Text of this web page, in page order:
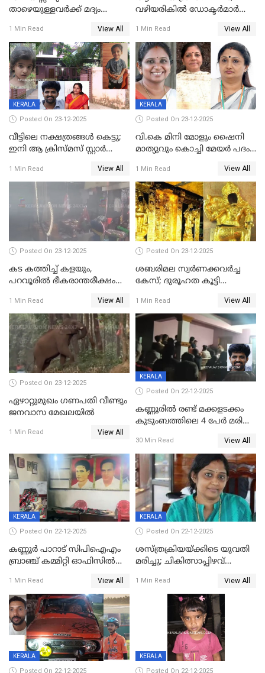
താഴെയുള്ളവർക്ക് മദ്യം
നടപടി;സ്ഥാപനങ്ങൾക്കെതിരെ
രണ്ട് കേസുകൾ
1 Min Read View All
വഴിയരികില്‍ ‌ഡോക്ടര്‍മാര്‍
മരണത്തിന് കീഴടങ്ങി
1 Min Read View All
KERALA
Posted On 23-12-2025
വീട്ടിലെ നക്ഷത്രങ്ങൾ കെട്ടു;
ഇനി ആ ക്രിസ്മസ് സ്റ്റാർ
വേണ്ടിയുള്ള
പിടിവലിക്കിടയിൽ
അപ്പൂപ്പനെതിരെ പോക്സോ
കേസ് ഒടുവിൽ 4 ജീവനുകൾ
പൊലിഞ്ഞു
1 Min Read View All
KERALA
Posted On 23-12-2025
വി.കെ മിനി മോളും ഷൈനി
മാത്യുവും കൊച്ചി മേയർ പദം
മേയറാകില്ല
1 Min Read View All
Posted On 23-12-2025
കട കത്തിച്ച് കളയും,
പറവൂരില്‍ ഭീകരാന്തരീക്ഷം
1 Min Read View All
Posted On 23-12-2025
ശബരിമല സ്വര്‍ണക്കവര്‍ച്ച
കേസ്; ദുരൂഹത കൂട്ടി
1 Min Read View All
Posted On 23-12-2025
ഏഴാറ്റുമുഖം ഗണപതി വീണ്ടും
ജനവാസ മേഖലയിൽ
1 Min Read View All
KERALA
Posted On 22-12-2025
കണ്ണൂരിൽ രണ്ട് മക്കളടക്കം
കുടുംബത്തിലെ 4 പേർ മരിച്ച
30 Min Read View All
KERALA
Posted On 22-12-2025
കണ്ണൂർ പാറാട് സിപിഐഎം
ബ്രാഞ്ച് കമ്മിറ്റി ഓഫിസിൽ
ചിത്രങ്ങളടക്കം കത്തിയ
നിലയിൽ
1 Min Read View All
KERALA
Posted On 22-12-2025
ശസ്ത്രക്രിയയ്‌ക്കിടെ യുവതി
മരിച്ചു; ചികിത്സാപ്പിഴവ്
സംഭവം മാവേലിക്കരയിൽ
1 Min Read View All
KERALA
Posted On 22-12-2025
KERALA
Posted On 22-12-2025